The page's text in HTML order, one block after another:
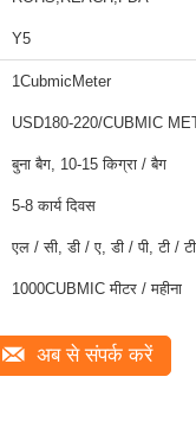
Y5
1CubmicMeter
USD180-220/CUBMIC
बुना बैग, 10-15 किग्रा / बैग
5-8 कार्य दिवस
एल / सी, डी / ए, डी / पी, टी /
1000CUBMIC मीटर / महीना
अब से संपर्क करें